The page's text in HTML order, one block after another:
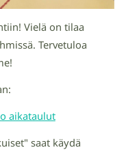
Vielä on tilaa
Tervetuloa
aikataulut
saat käydä